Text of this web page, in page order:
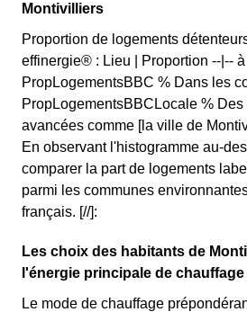
Montivilliers
Proportion de logements
effinergie® : Lieu | Proportion --|-- à
PropLogementsBBC % Dans les
PropLogementsBBCLocale %
avancées comme [la ville de
En observant l'histogramme au-
comparer la part de logements
parmi les communes
français. [//]:
Les choix des habitants de
l'énergie principale de
Le mode de chauffage